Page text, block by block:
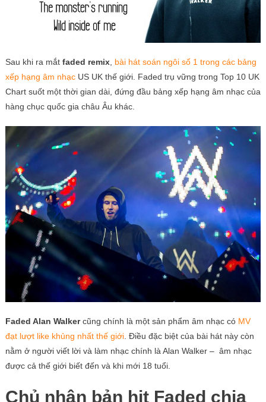
Sau khi ra mắt faded remix, bài hát soán ngôi số 1 trong các bảng
xếp hạng âm nhạcUS UK thế giới. Faded trụ vững trong Top 10 UK
Chart suốt một thời gian dài, đứng đầu bảng xếp hạng âm nhạc của
hàng chục quốc gia châu Âu khác.
Faded Alan Walkercũng chính là một sản phẩm âm nhạc có MV
đạt lượt like khủng nhất thế giới. Điều đặc biệt của bài hát này còn
nằm ở người viết lời và làm nhạc chính là Alan Walker – âm nhạc
được cả thế giới biết đến và khi mới 18 tuổi.
Chủ nhân bản hit Faded chia